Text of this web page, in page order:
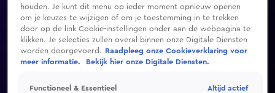
houden. Je kunt dit menu op ieder moment opnieuw openen
om je keuzes te wijzigen of om je toestemming in te trekken
door op de link Cookie-instellingen onder aan de webpagina te
klikken. Je selecties zullen overal binnen onze Digitale Diensten
worden doorgevoerd.
Raadpleeg onze Cookieverklaring voor
meer informatie.
Bekijk hier onze Digitale Diensten.
Functioneel & Essentieel Altijd actief